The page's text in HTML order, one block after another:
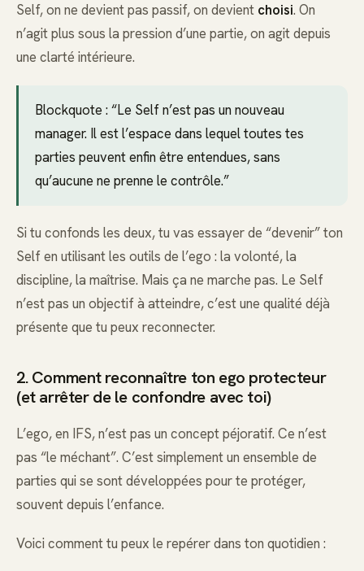
Self, on ne devient pas passif, on devient choisi. On
n’agit plus sous la pression d’une partie, on agit depuis
une clarté intérieure.
Blockquote : “Le Self n’est pas un nouveau
manager. Il est l’espace dans lequel toutes tes
parties peuvent enfin être entendues, sans
qu’aucune ne prenne le contrôle.”
Si tu confonds les deux, tu vas essayer de “devenir” ton
Self en utilisant les outils de l’ego : la volonté, la
discipline, la maîtrise. Mais ça ne marche pas. Le Self
n’est pas un objectif à atteindre, c’est une qualité déjà
présente que tu peux reconnecter.
2. Comment reconnaître ton ego protecteur
(et arrêter de le confondre avec toi)
L’ego, en IFS, n’est pas un concept péjoratif. Ce n’est
pas “le méchant”. C’est simplement un ensemble de
parties qui se sont développées pour te protéger,
souvent depuis l’enfance.
Voici comment tu peux le repérer dans ton quotidien :